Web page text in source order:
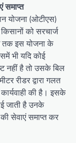
समाप्त
योजना (ओटीएस)
को सरचार्ज
तक इस योजना के
भी यदि कोई
नहीं है तो उसके बिल
रीडर द्वारा गलत
की है। इसके
जाती है उनके
सेवाएं समाप्त कर